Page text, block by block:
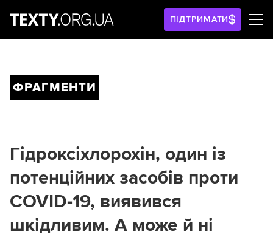
ПІДТРИМАТИ
ФРАГМЕНТИ
Гідроксіхлорохін, один із
потенційних засобів проти
COVID-19, виявився
шкідливим. А може й ні